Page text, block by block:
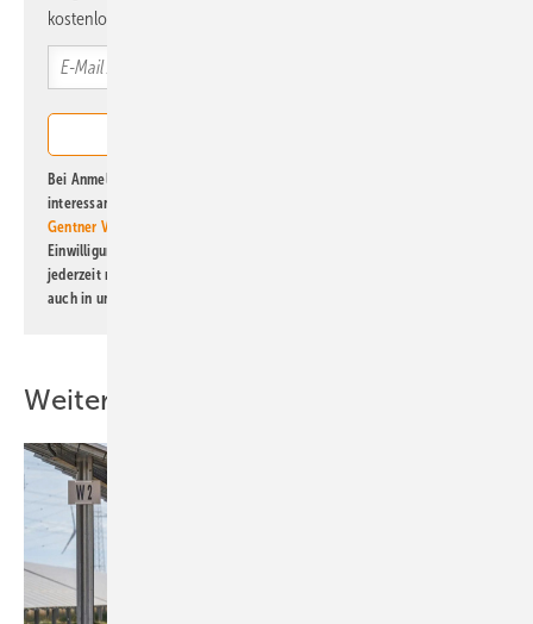
kostenlos direkt ins Postfach.
Bei Anmeldung zu diesem Newsletter bin ich damit einverstanden, über
interessante Verlags- und Online-Angebote
Gentner Verlag GmbH & Co. KG
Einwilligung kann ich jederzeit widerrufen und eine Abmeldung ist
jederzeit möglich. Informationen zum Umgang mit Daten finden Sie
auch in unserer
Weitere Inhalte